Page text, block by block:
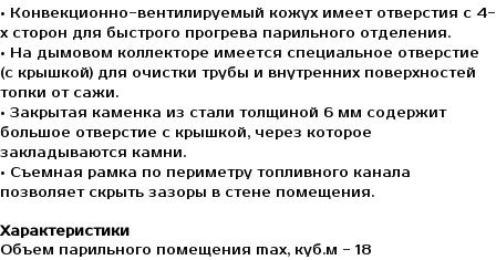
• Конвекционно-вентилируемый кожух имеет отверстия с 4-
х сторон для быстрого прогрева парильного отделения.
• На дымовом коллекторе имеется специальное отверстие
(с крышкой) для очистки трубы и внутренних поверхностей
топки от сажи.
• Закрытая каменка из стали толщиной 6 мм содержит
большое отверстие с крышкой, через которое
закладываются камни.
• Съемная рамка по периметру топливного канала
позволяет скрыть зазоры в стене помещения.
Характеристики
Объем парильного помещения max, куб.м - 18